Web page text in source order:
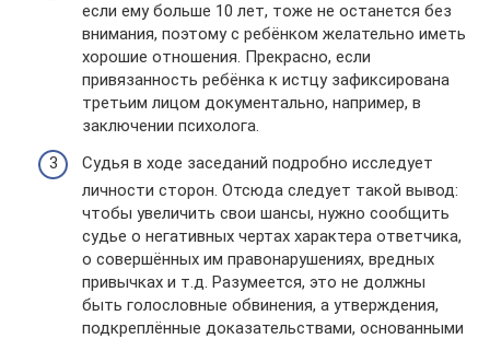
если ему больше 10 лет, тоже не останется без
внимания, поэтому с ребёнком желательно иметь
хорошие отношения. Прекрасно, если
привязанность ребёнка к истцу зафиксирована
третьим лицом документально, например, в
заключении психолога.
Судья в ходе заседаний подробно исследует
личности сторон. Отсюда следует такой вывод:
чтобы увеличить свои шансы, нужно сообщить
судье о негативных чертах характера ответчика,
о совершённых им правонарушениях, вредных
привычках и т.д. Разумеется, это не должны
быть голословные обвинения, а утверждения,
подкреплённые доказательствами, основанными